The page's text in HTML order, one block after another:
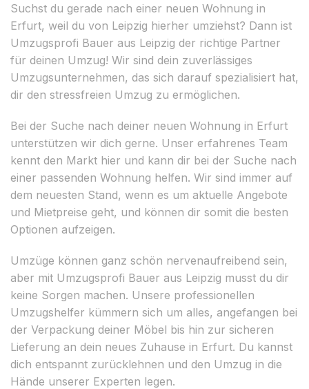
Suchst du gerade nach einer neuen Wohnung in
Erfurt, weil du von Leipzig hierher umziehst? Dann ist
Umzugsprofi Bauer aus Leipzig der richtige Partner
für deinen Umzug! Wir sind dein zuverlässiges
Umzugsunternehmen, das sich darauf spezialisiert hat,
dir den stressfreien Umzug zu ermöglichen.
Bei der Suche nach deiner neuen Wohnung in Erfurt
unterstützen wir dich gerne. Unser erfahrenes Team
kennt den Markt hier und kann dir bei der Suche nach
einer passenden Wohnung helfen. Wir sind immer auf
dem neuesten Stand, wenn es um aktuelle Angebote
und Mietpreise geht, und können dir somit die besten
Optionen aufzeigen.
Umzüge können ganz schön nervenaufreibend sein,
aber mit Umzugsprofi Bauer aus Leipzig musst du dir
keine Sorgen machen. Unsere professionellen
Umzugshelfer kümmern sich um alles, angefangen bei
der Verpackung deiner Möbel bis hin zur sicheren
Lieferung an dein neues Zuhause in Erfurt. Du kannst
dich entspannt zurücklehnen und den Umzug in die
Hände unserer Experten legen.